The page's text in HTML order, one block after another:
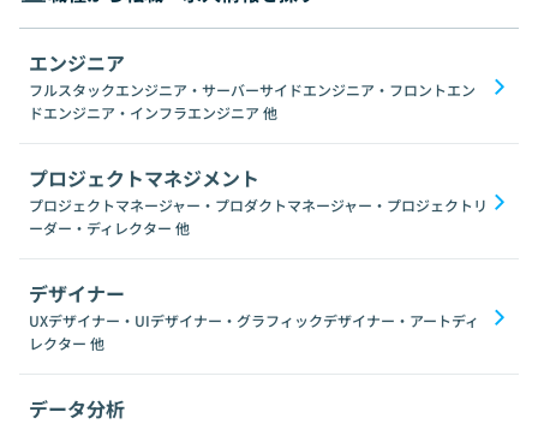
エンジニア
フルスタックエンジニア・サーバーサイドエンジニア・フロントエン
ドエンジニア・インフラエンジニア 他
プロジェクトマネジメント
プロジェクトマネージャー・プロダクトマネージャー・プロジェクトリ
ーダー・ディレクター 他
デザイナー
UXデザイナー・UIデザイナー・グラフィックデザイナー・アートディ
レクター 他
データ分析